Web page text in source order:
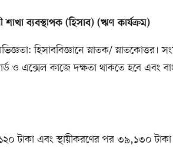
ব্যবস্থাপক (হিসাব) (ঋণ কার্যক্রম)
হিসাববিজ্ঞানে স্নাতক/ স্নাতকোত্তর।
ও এক্সেল কাজে দক্ষতা থাকতে হবে এবং
টাকা এবং স্থায়ীকরণের পর ৩৯,১৩০ টাকা